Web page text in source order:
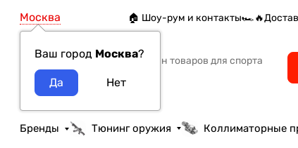
Москва
Ваш город Москва?
🏠 Шоу-рум и контакты
Интернет-магазин товаров для спорта
тактики и охоты
Бренды Тюнинг оружия Коллиматорные